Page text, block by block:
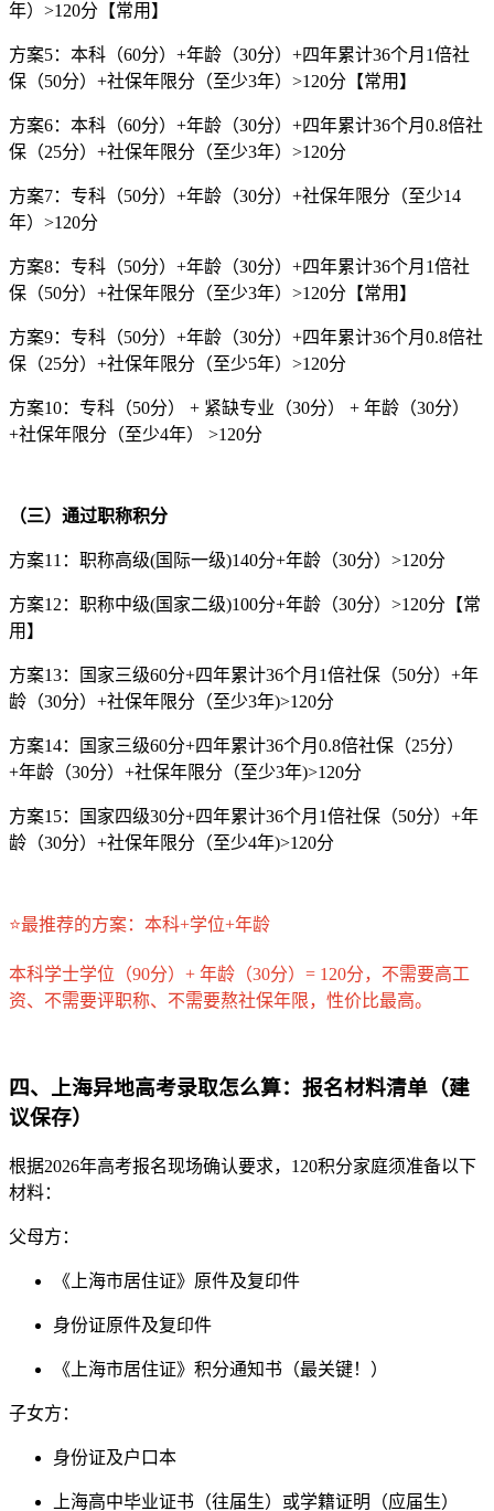
年）>120分【常用】
方案5：本科（60分）+年龄（30分）+四年累计36个月1倍社
保（50分）+社保年限分（至少3年）>120分【常用】
方案6：本科（60分）+年龄（30分）+四年累计36个月0.8倍社
保（25分）+社保年限分（至少3年）>120分
方案7：专科（50分）+年龄（30分）+社保年限分（至少14
年）>120分
方案8：专科（50分）+年龄（30分）+四年累计36个月1倍社
保（50分）+社保年限分（至少3年）>120分【常用】
方案9：专科（50分）+年龄（30分）+四年累计36个月0.8倍社
保（25分）+社保年限分（至少5年）>120分
方案10：专科（50分） + 紧缺专业（30分） + 年龄（30分）
+社保年限分（至少4年） >120分
（三）通过职称积分
方案11：职称高级(国际一级)140分+年龄（30分）>120分
方案12：职称中级(国家二级)100分+年龄（30分）>120分【常
用】
方案13：国家三级60分+四年累计36个月1倍社保（50分）+年
龄（30分）+社保年限分（至少3年)>120分
方案14：国家三级60分+四年累计36个月0.8倍社保（25分）
+年龄（30分）+社保年限分（至少3年)>120分
方案15：国家四级30分+四年累计36个月1倍社保（50分）+年
龄（30分）+社保年限分（至少4年)>120分
⭐最推荐的方案：本科+学位+年龄
本科学士学位（90分）+ 年龄（30分）= 120分，不需要高工
资、不需要评职称、不需要熬社保年限，性价比最高。
四、上海异地高考录取怎么算：报名材料清单（建
议保存）
根据2026年高考报名现场确认要求，120积分家庭须准备以下
材料：
父母方：
《上海市居住证》原件及复印件
身份证原件及复印件
《上海市居住证》积分通知书（最关键！）
子女方：
身份证及户口本
上海高中毕业证书（往届生）或学籍证明（应届生）